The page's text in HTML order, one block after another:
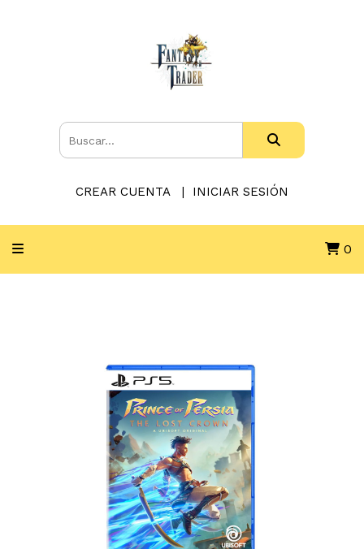
CREAR CUENTA INICIAR SESIÓN
0